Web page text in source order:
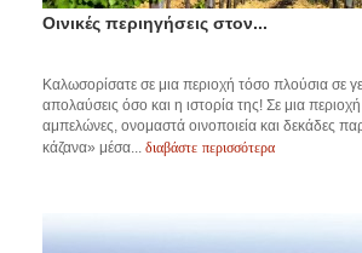
Οινικές περιηγήσεις στον...
Καλωσορίσατε σε μια περιοχή τόσο πλούσια σε
απολαύσεις όσο και η ιστορία της! Σε μια
αμπελώνες, ονομαστά οινοποιεία και δεκάδες
κάζανα» μέσα... διαβάστε περισσότερα